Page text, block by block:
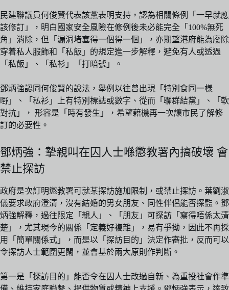
民建聯議員何俊賢代表該黨表明支持，認為相關條例「一早就應
該修訂」，明白國家安全風險在修例後未必能完全「100%無死
角」消除，但「漏洞堵塞得一個得一個」，亦期望港府能為廢除
穿着私人服飾和「私飯」的規定進一步解釋，避免有人或透過
「私飯」、「私衫」「打暗號」。
鄧炳強認同何俊賢的說法，舉例以往曾出現「特別食同一樣
嘢」、「私衫」上有特別標誌或數字、從而「聯群結黨」、「軟
對抗」， 形容是「時有發生」，希望藉機再一次讓市民了解修
訂的必要性。
鄧炳強：摯親叫在囚人士喺懲教署內搞破壞 會
禁止探訪
政府是次訂明懲教署可就某探訪施加限制，或禁止探訪。葉劉淑
儀要求政府澄清，沒有結婚的男女朋友、同性伴侶能否探監。鄧
炳強解釋，過往限定「親人」、「朋友」可探訪「寫得唔係太清
楚」，尤其現今的關係「定義好複雜」，易有爭拗，因此不再採
用「簡單關係式」，而是以「探訪目的」決定作審批，反而可以
令探訪人士範圍更闊，並會基於兩大原則作判斷。
第一是「探訪目的」能否令在囚人士改過自新、為重投社會作準